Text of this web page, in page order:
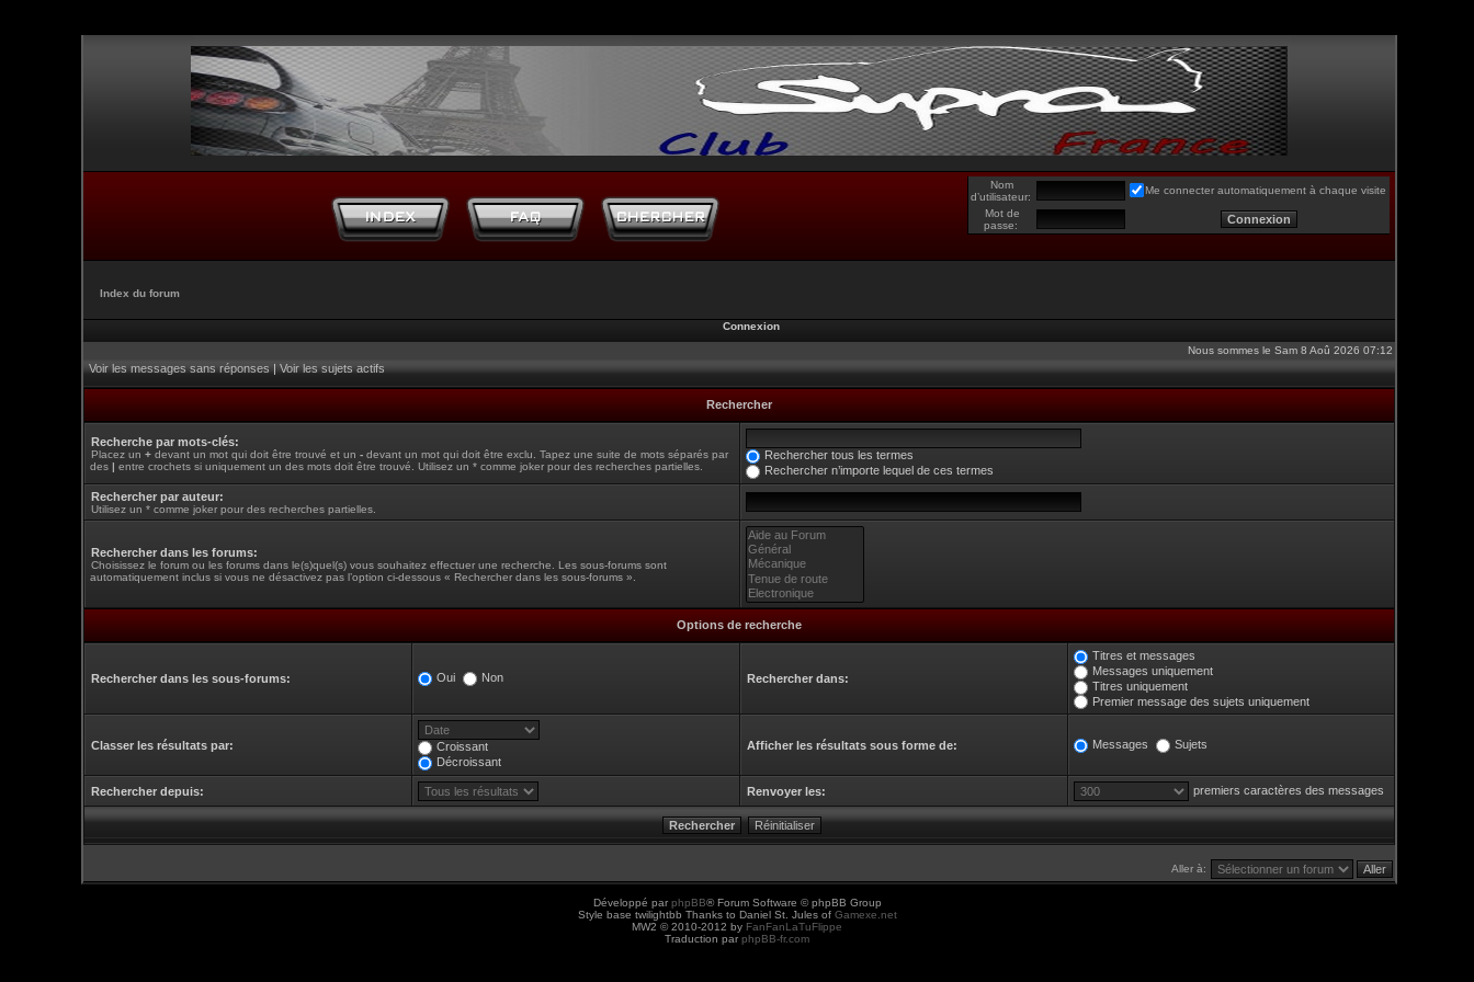
Nom
d’utilisateur:
Me connecter automatiquement à chaque visite
Mot de
passe:
Index du forum
Connexion
Nous sommes le Sam 8 Aoû 2026 07:12
Voir les messages sans réponses|Voir les sujets actifs
Rechercher
Recherche par mots-clés:
Placez un + devant un mot qui doit être trouvé et un - devant un mot qui doit être exclu. Tapez une suite de mots séparés par
des | entre crochets si uniquement un des mots doit être trouvé. Utilisez un * comme joker pour des recherches partielles.
Rechercher tous les termes
Rechercher n’importe lequel de ces termes
Rechercher par auteur:
Utilisez un * comme joker pour des recherches partielles.
Rechercher dans les forums:
Choisissez le forum ou les forums dans le(s)quel(s) vous souhaitez effectuer une recherche. Les sous-forums sont
automatiquement inclus si vous ne désactivez pas l’option ci-dessous « Rechercher dans les sous-forums ».
Options de recherche
Rechercher dans les sous-forums: Oui Non Rechercher dans:
Titres et messages
Messages uniquement
Titres uniquement
Premier message des sujets uniquement
Classer les résultats par:
Croissant
Décroissant
Afficher les résultats sous forme de: Messages Sujets
Rechercher depuis: Renvoyer les: premiers caractères des messages
Aller à:
Développé par phpBB® Forum Software © phpBB Group
Style base twilightbb Thanks to Daniel St. Jules of Gamexe.net
MW2 © 2010-2012 by FanFanLaTuFlippe
Traduction par phpBB-fr.com